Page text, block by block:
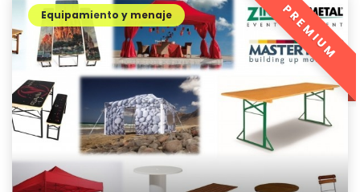
Equipamiento y menaje PREMIUM